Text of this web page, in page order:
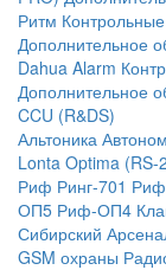
Ритм
Дополнительное
Dahua Alarm
Дополнительное
CCU (R&DS)
Альтоника
Lonta Optima (RS-
Риф Ринг-701
ОП5 Риф-ОП4
Сибирский
GSM охраны